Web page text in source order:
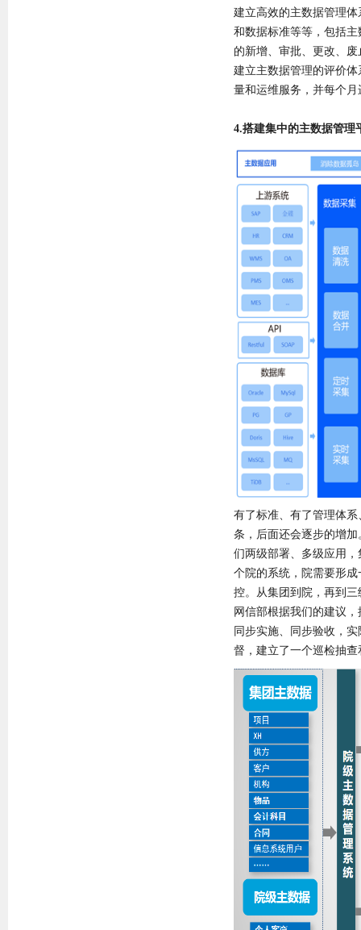
建立高效的主数据管理
和数据标准等等，包括
的新增、审批、更改、
建立主数据管理的评价
量和运维服务，并每个月
4.搭建集中的主数据管理
有了标准、有了管理体
条，后面还会逐步的增
们两级部署、多级应用
个院的系统，院需要形
控。从集团到院，再到
网信部根据我们的建议
同步实施、同步验收，
督，建立了一个巡检抽